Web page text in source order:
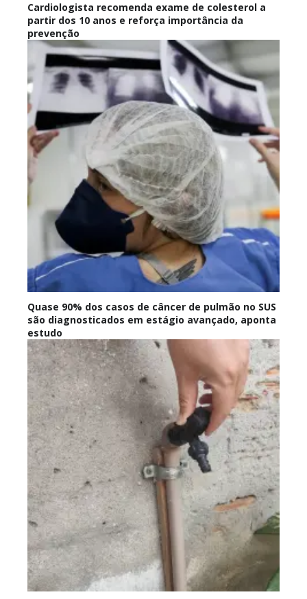
Cardiologista recomenda exame de colesterol a
partir dos 10 anos e reforça importância da
prevenção
Quase 90% dos casos de câncer de pulmão no SUS
são diagnosticados em estágio avançado, aponta
estudo